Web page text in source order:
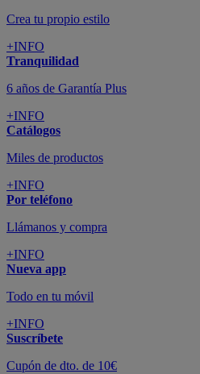
Crea tu propio estilo
+INFO
Tranquilidad
6 años de Garantía Plus
+INFO
Catálogos
Miles de productos
+INFO
Por teléfono
Llámanos y compra
+INFO
Nueva app
Todo en tu móvil
+INFO
Suscríbete
Cupón de dto. de 10€